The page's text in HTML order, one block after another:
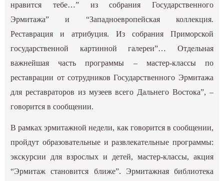
нравится тебе…” из собрания Государственного
Эрмитажа” и “Западноевропейская коллекция.
Реставрация и атрибуция. Из собрания Приморской
государственной картинной галереи”… Отдельная
важнейшая часть программы – мастер-классы по
реставрации от сотрудников Государственного Эрмитажа
для реставраторов из музеев всего Дальнего Востока”, –
говорится в сообщении.
В рамках эрмитажной недели, как говорится в сообщении,
пройдут образовательные и развлекательные программы:
экскурсии для взрослых и детей, мастер-классы, акция
“Эрмитаж становится ближе”. Эрмитажная библиотека